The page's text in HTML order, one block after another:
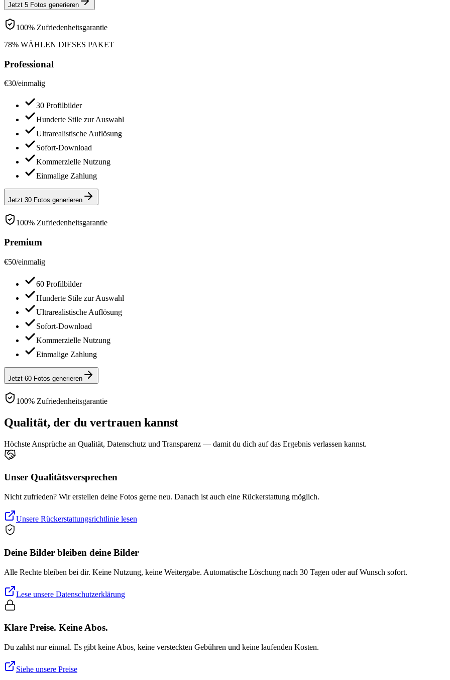
Jetzt 5 Fotos generieren
100% Zufriedenheitsgarantie
78% WÄHLEN DIESES PAKET
Professional
€30/einmalig
30 Profilbilder
Hunderte Stile zur Auswahl
Ultrarealistische Auflösung
Sofort-Download
Kommerzielle Nutzung
Einmalige Zahlung
Jetzt 30 Fotos generieren
100% Zufriedenheitsgarantie
Premium
€50/einmalig
60 Profilbilder
Hunderte Stile zur Auswahl
Ultrarealistische Auflösung
Sofort-Download
Kommerzielle Nutzung
Einmalige Zahlung
Jetzt 60 Fotos generieren
100% Zufriedenheitsgarantie
Qualität, der du vertrauen kannst
Höchste Ansprüche an Qualität, Datenschutz und Transparenz — damit du dich auf das Ergebnis verlassen kannst.
Unser Qualitätsversprechen
Nicht zufrieden? Wir erstellen deine Fotos gerne neu. Danach ist auch eine Rückerstattung möglich.
Unsere Rückerstattungsrichtlinie lesen
Deine Bilder bleiben deine Bilder
Alle Rechte bleiben bei dir. Keine Nutzung, keine Weitergabe. Automatische Löschung nach 30 Tagen oder auf Wunsch sofort.
Lese unsere Datenschutzerklärung
Klare Preise. Keine Abos.
Du zahlst nur einmal. Es gibt keine Abos, keine versteckten Gebühren und keine laufenden Kosten.
Siehe unsere Preise